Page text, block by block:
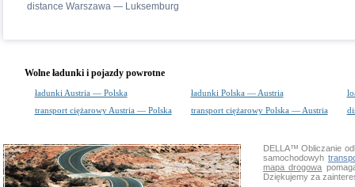
distance Warszawa — Luksemburg
Wolne ładunki i pojazdy powrotne
ładunki Austria — Polska ładunki Polska — Austria
transport ciężarowy Austria — Polska
transport ciężarowy Polska — Austria
DELLA™Obliczanie
samochodowyh
mapa drogowa
Dziękujemy za